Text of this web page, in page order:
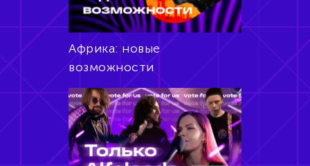
Африка: новые
возможности